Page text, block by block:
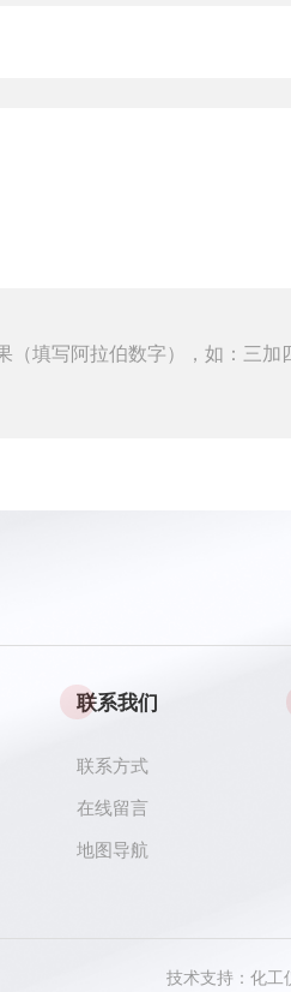
（填写阿拉伯数字），如：三加
联系我们
联系方式
在线留言
地图导航
技术支持： 化